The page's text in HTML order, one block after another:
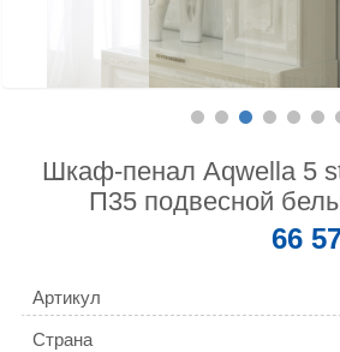
Шкаф-пенал Aqwella 5
П35 подвесной
66
Артикул
Страна